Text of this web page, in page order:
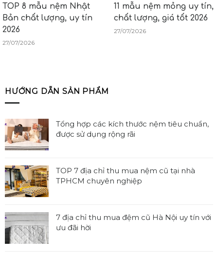
TOP 8 mẫu nệm Nhật
Bản chất lượng, uy tín
2026
27/07/2026
11 mẫu nệm mỏng uy tín,
chất lượng, giá tốt 2026
27/07/2026
HƯỚNG DẪN SẢN PHẨM
Tổng hợp các kích thước nệm tiêu chuẩn,
được sử dụng rộng rãi
bình
luận
các
kích
TOP 7 địa chỉ thu mua nệm cũ tại nhà
TPHCM chuyên nghiệp
bình
luận
7 địa chỉ thu mua đệm cũ Hà Nội uy tín với
ưu đãi hời